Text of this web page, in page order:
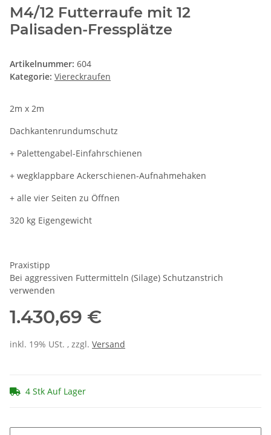
M4/12 Futterraufe mit 12
Palisaden-Fressplätze
Artikelnummer: 604
Kategorie: Viereckraufen
2m x 2m
Dachkantenrundumschutz
+ Palettengabel-Einfahrschienen
+ wegklappbare Ackerschienen-Aufnahmehaken
+ alle vier Seiten zu Öffnen
320 kg Eigengewicht
Praxistipp
Bei aggressiven Futtermitteln (Silage) Schutzanstrich
verwenden
1.430,69 €
inkl. 19% USt. , zzgl. Versand
4 Stk Auf Lager